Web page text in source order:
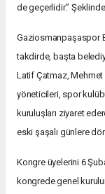
de geçerlidir.”
Gaziosmanpaşaspor
takdirde, başta
Latif Çatmaz,
yöneticileri, spor
kuruluşları ziyaret
eski şaşalı günlere
Kongre üyelerini 6
kongrede genel